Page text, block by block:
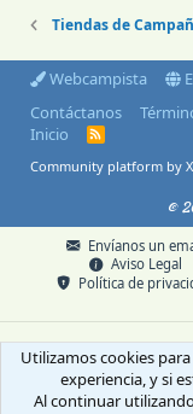
Tiendas de
Webcampista
Contáctanos
Inicio
R
S
Community platform by
©
Envíanos un
Aviso Legal
Política de
Utilizamos cookies
experiencia, y si
Al continuar